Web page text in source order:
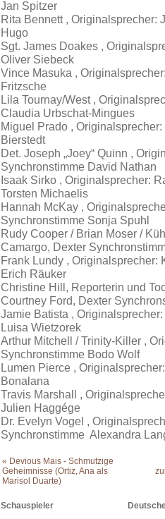
Jan Spitzer
Rita Bennett , Originalsprecher:
Hugo
Sgt. James Doakes ,
Oliver Siebeck
Vince Masuka ,
Fritzsche
Lila Tournay/West ,
Claudia Urbschat-Mingues
Miguel Prado ,
Bierstedt
Det. Joseph „Joey“ Quinn ,
Synchronstimme David Nathan
Isaak Sirko , Originalsprecher:
Torsten Michaelis
Hannah McKay ,
Synchronstimme Sonja Spuhl
Rudy Cooper / Brian Moser /
Camargo, Dexter
Frank Lundy , Originalsprecher:
Erich Räuker
Christine Hill, Reporterin und
Courtney Ford, Dexter
Jamie Batista ,
Luisa Wietzorek
Arthur Mitchell / Trinity-Killer ,
Synchronstimme Bodo Wolf
Lumen Pierce ,
Bonalana
Travis Marshall ,
Julien Haggége
Dr. Evelyn Vogel ,
Synchronstimme Alexandra
« Devious Mais - Schmutzige
Geheimnisse (Ortiz, Ana als
Marisol Duarte)
Schauspieler